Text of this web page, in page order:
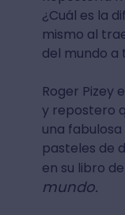
¿Cuál es la
mismo al
del mundo a
Roger Pizey
y repostero
una
pasteles de
en su libro
mundo.